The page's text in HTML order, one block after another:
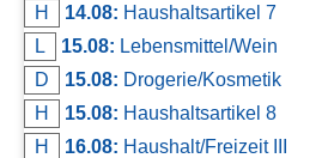
H
14.08: Haushaltsartikel 7
L
15.08: Lebensmittel/Wein
D
15.08: Drogerie/Kosmetik
H
15.08: Haushaltsartikel 8
H
16.08: Haushalt/Freizeit III